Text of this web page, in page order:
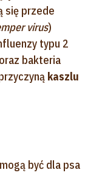
się przede
virus)
typu 2
bakteria
kaszlu
być dla psa